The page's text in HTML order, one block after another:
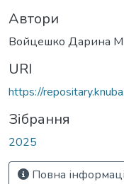
Автори
Войцешко Дарина
URI
https://
Зібрання
2025
Повна